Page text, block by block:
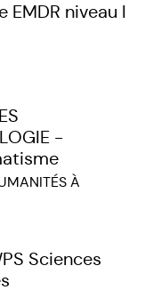
niveau I
-
À
Sciences